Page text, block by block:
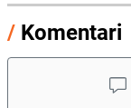
/ Komentari